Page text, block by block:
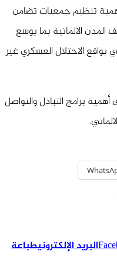
تنظيم جمعيات تضامن
الالمانية بما يوسع
الاحتلال العسكري غير
برامج التبادل والتواصل
البريد الإلكترونيطباعة